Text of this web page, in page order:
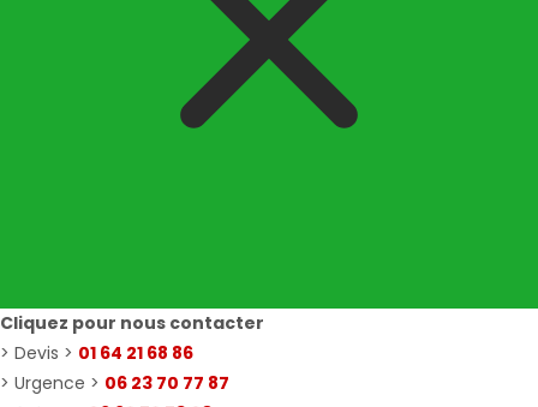
Cliquez pour nous contacter
> Devis > 01 64 21 68 86
> Urgence > 06 23 70 77 87